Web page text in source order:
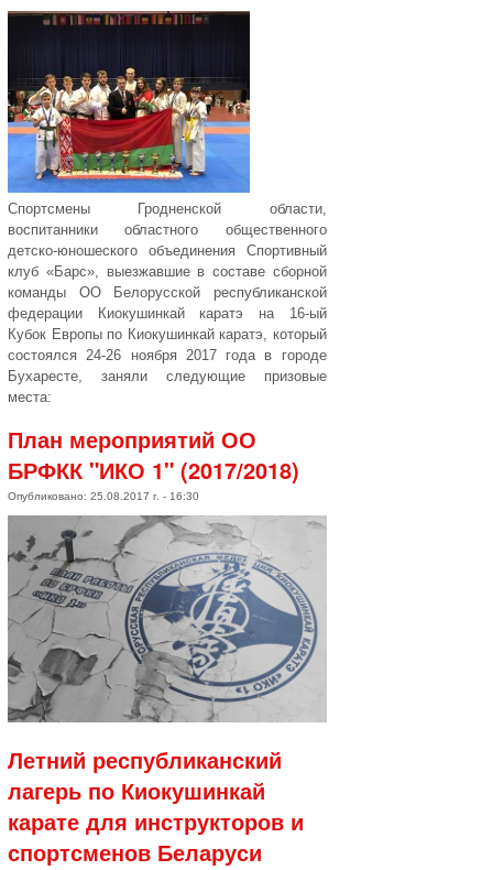
Спортсмены Гродненской области,
воспитанники областного общественного
детско-юношеского объединения Спортивный
клуб «Барс», выезжавшие в составе сборной
команды ОО Белорусской республиканской
федерации Киокушинкай каратэ на 16-ый
Кубок Европы по Киокушинкай каратэ, который
состоялся 24-26 ноября 2017 года в городе
Бухаресте, заняли следующие призовые
места:
План мероприятий ОО
БРФКК "ИКО 1" (2017/2018)
Опубликовано: 25.08.2017 г. - 16:30
Летний республиканский
лагерь по Киокушинкай
карате для инструкторов и
спортсменов Беларуси